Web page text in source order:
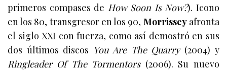
primeros compases de How Soon Is Now?). Icono
en los 80, transgresor en los 90, Morrisseyafronta
el siglo XXI con fuerza, como así demostró en sus
dos últimos discos You Are The Quarry(2004) y
Ringleader Of The Tormentors(2006). Su nuevo